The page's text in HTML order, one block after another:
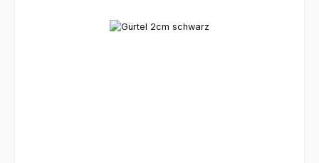
Bildergalerie überspringen